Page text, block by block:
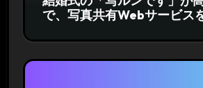
で、写真共有Webサービス